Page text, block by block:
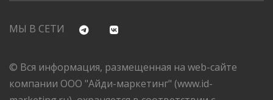
МЫ В СЕТИ
© Вся информация, размещенная на web-сайте
компании ООО "Айди-маркетинг" (www.id-